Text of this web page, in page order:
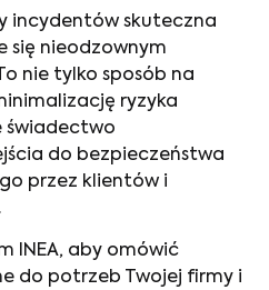
incydentów skuteczna
się nieodzownym
nie tylko sposób na
ryzyka
świadectwo
do bezpieczeństwa
przez klientów i
INEA, aby omówić
do potrzeb Twojej firmy i